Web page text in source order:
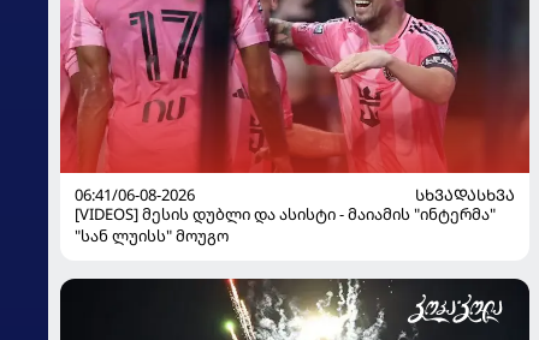
06:41/06-08-2026
ᲡᲮᲕᲐᲓᲐᲡᲮᲕᲐ
[VIDEOS] მესის დუბლი და ასისტი - მაიამის "ინტერმა"
"სან ლუისს" მოუგო